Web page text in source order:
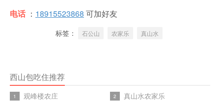
电话 ： 18915523868 可加好友
标签： 石公山 农家乐 真山水
西山包吃住推荐
1 观峰楼农庄 2 真山水农家乐